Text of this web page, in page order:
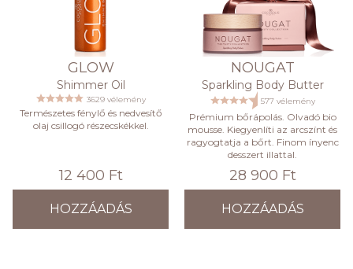
GLOW
Shimmer Oil
3629 vélemény
Természetes fénylő és nedvesítő
olaj csillogó részecskékkel.
12 400 Ft
HOZZÁADÁS
NOUGAT
Sparkling Body Butter
577 vélemény
Prémium bőrápolás. Olvadó bio
mousse. Kiegyenlíti az arcszínt és
ragyogtatja a bőrt. Finom ínyenc
desszert illattal.
28 900 Ft
HOZZÁADÁS